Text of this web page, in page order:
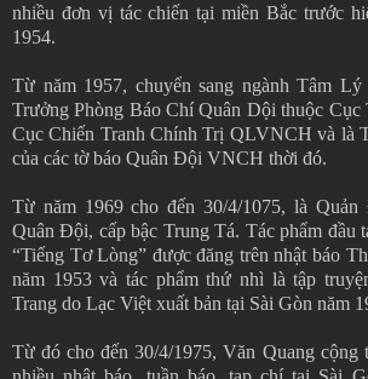
nhiều đơn vị tác chiến tại miền Bắc trước
1954.
Từ năm 1957, chuyển sang ngành Tâm
Trưởng Phòng Báo Chí Quân Dội thuộc
Cục Chiến Tranh Chính Trị QLVNCH và là
của các tờ báo Quân Đội VNCH thời đó.
Từ năm 1969 cho đến 30/4/1075, là Quản
Quân Đội, cấp bậc Trung Tá. Tác phẩm đầu
“Tiếng Tơ Lòng” được đăng trên nhật báo
năm 1953 và tác phẩm thứ nhì là tập
Trang do Lạc Việt xuất bản tại Sài Gòn năm
Từ đó cho đến 30/4/1975, Văn Quang cộng